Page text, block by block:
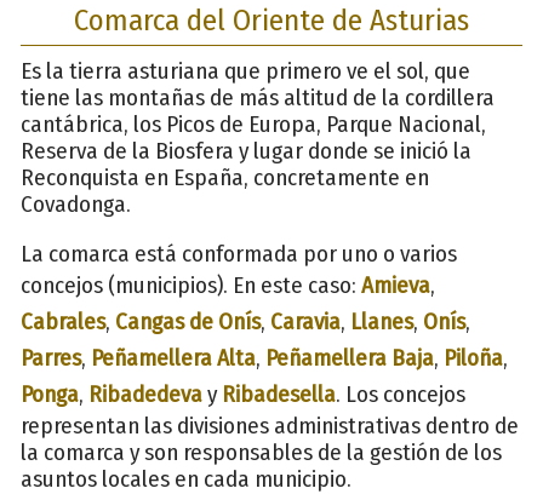
Comarca del Oriente de Asturias
Es la tierra asturiana que primero ve el sol, que
tiene las montañas de más altitud de la cordillera
cantábrica, los Picos de Europa, Parque Nacional,
Reserva de la Biosfera y lugar donde se inició la
Reconquista en España, concretamente en
Covadonga.
La comarca está conformada por uno o varios
concejos (municipios). En este caso: Amieva,
Cabrales, Cangas de Onís, Caravia, Llanes, Onís,
Parres, Peñamellera Alta, Peñamellera Baja, Piloña,
Ponga, Ribadedevay Ribadesella. Los concejos
representan las divisiones administrativas dentro de
la comarca y son responsables de la gestión de los
asuntos locales en cada municipio.